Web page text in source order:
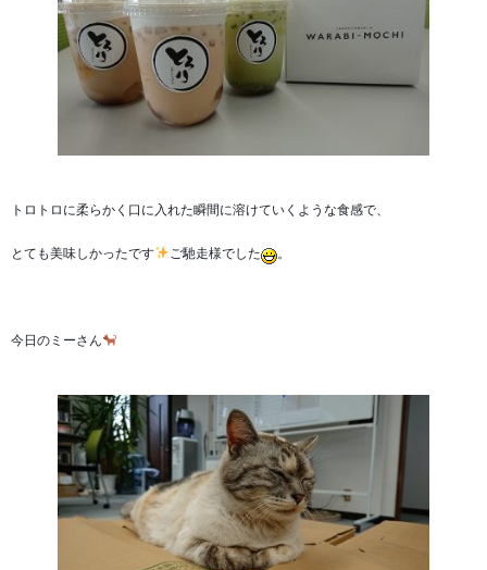
トロトロに柔らかく口に入れた瞬間に溶けていくような食感で、
とても美味しかったです ご馳走様でした 。
今日のミーさん